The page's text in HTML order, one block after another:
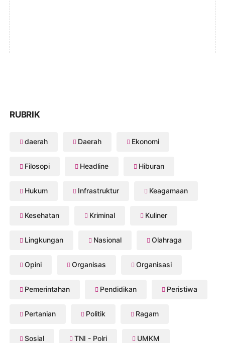
RUBRIK
daerah Daerah Ekonomi
Filosopi Headline Hiburan
Hukum Infrastruktur Keagamaan
Kesehatan Kriminal Kuliner
Lingkungan Nasional Olahraga
Opini Organisas Organisasi
Pemerintahan Pendidikan Peristiwa
Pertanian Politik Ragam
Sosial TNI - Polri UMKM